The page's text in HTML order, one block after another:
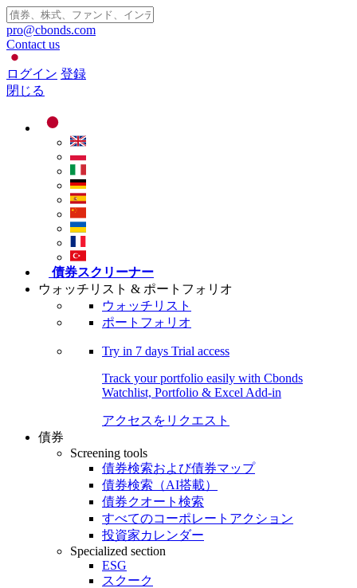
pro@cbonds.com
Contact us
ログイン 登録
閉じる
債券スクリーナー
ウォッチリスト & ポートフォリオ
ウォッチリスト
ポートフォリオ
Try in 7 days Trial access
Track your portfolio easily with Cbonds
Watchlist, Portfolio & Excel Add-in
アクセスをリクエスト
債券
Screening tools
債券検索および債券マップ
債券検索（AI搭載）
債券クオート検索
すべてのコーポレートアクション
投資家カレンダー
Specialized section
ESG
スクーク